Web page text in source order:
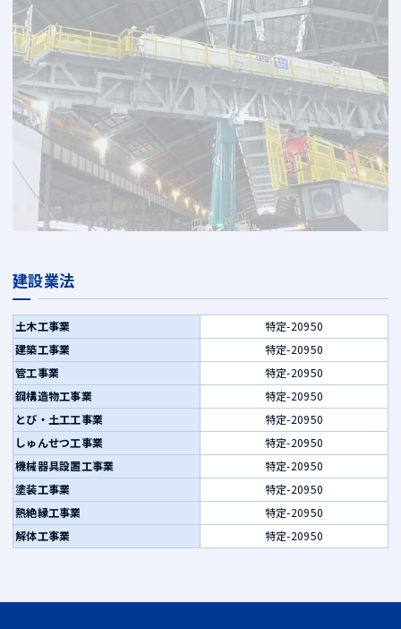
建設業法
土木工事業
特定-20950
建築工事業
特定-20950
管工事業
特定-20950
鋼構造物工事業
特定-20950
とび・土工工事業
特定-20950
しゅんせつ工事業
特定-20950
機械器具設置工事業
特定-20950
塗装工事業
特定-20950
熱絶縁工事業
特定-20950
解体工事業
特定-20950